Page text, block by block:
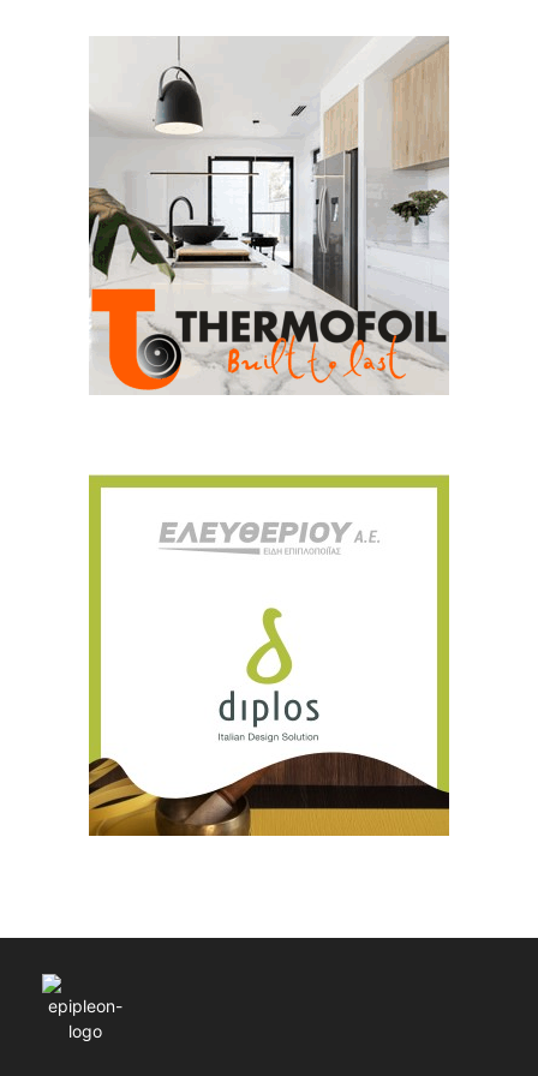
Για να μαθαίνετε πρώτοι τα νέα και όλες
τις τάσεις του κλάδου, εγγραφείτε στο
newsletter μας!
Email
Γράψτε εδώ το email σας
ΕΓΓΡΑΦΉ